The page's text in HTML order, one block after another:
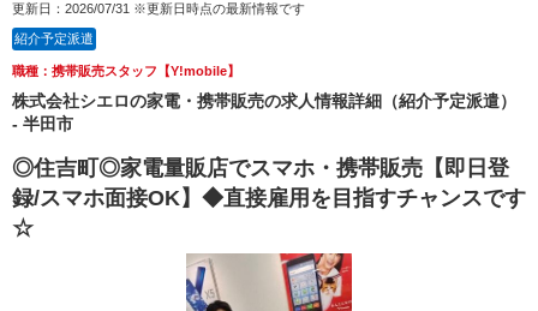
更新日：2026/07/31 ※更新日時点の最新情報です
紹介予定派遣
職種：携帯販売スタッフ【Y!mobile】
株式会社シエロの家電・携帯販売の求人情報詳細（紹介予定派遣）
- 半田市
◎住吉町◎家電量販店でスマホ・携帯販売【即日登
録/スマホ面接OK】◆直接雇用を目指すチャンスです
☆